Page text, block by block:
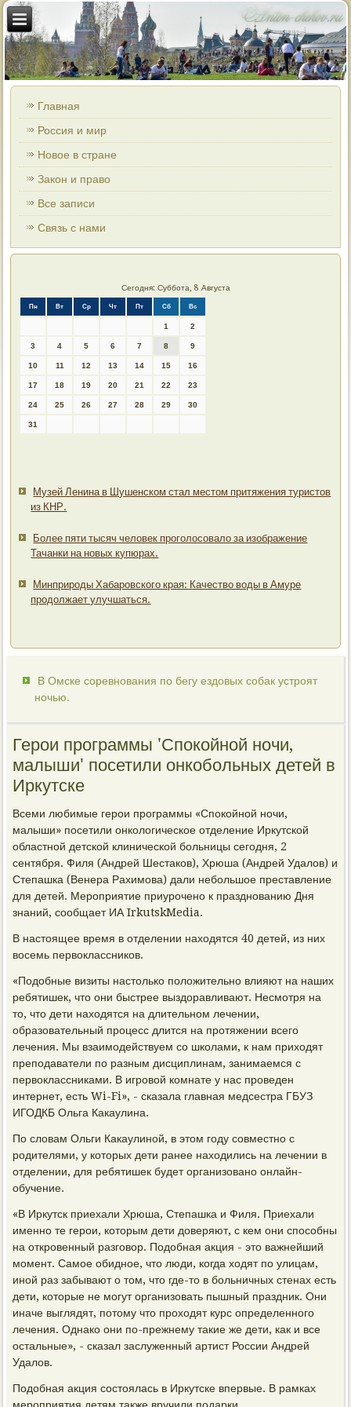
Главная
Россия и мир
Новое в стране
Закон и право
Все записи
Связь с нами
Сегодня: Суббота, 8 Августа
Пн Вт Ср Чт Пт Сб Вс
1 2
3 4 5 6 7 8 9
10 11 12 13 14 15 16
17 18 19 20 21 22 23
24 25 26 27 28 29 30
31
Музей Ленина в Шушенском стал местом притяжения туристов
из КНР.
Более пяти тысяч человек проголосовало за изображение
Тачанки на новых купюрах.
Минприроды Хабаровского края: Качество воды в Амуре
продолжает улучшаться.
В Омске соревнования по бегу ездовых собак устроят
ночью.
Герои программы 'Спокойной ночи,
малыши' посетили онкобольных детей в
Иркутске
Всеми любимые герои программы «Спокойной ночи,
малыши» посетили онкологическое отделение Иркутской
областной детской клинической больницы сегодня, 2
сентября. Филя (Андрей Шестаков), Хрюша (Андрей Удалов) и
Степашка (Венера Рахимова) дали небольшое преставление
для детей. Мероприятие приурочено к празднованию Дня
знаний, сообщает ИА IrkutskMedia.
В настоящее время в отделении находятся 40 детей, из них
восемь первоклассников.
«Подобные визиты настолько положительно влияют на наших
ребятишек, что они быстрее выздоравливают. Несмотря на
то, что дети находятся на длительном лечении,
образовательный процесс длится на протяжении всего
лечения. Мы взаимодействуем со школами, к нам приходят
преподаватели по разным дисциплинам, занимаемся с
первоклассниками. В игровой комнате у нас проведен
интернет, есть Wi-Fi», - сказала главная медсестра ГБУЗ
ИГОДКБ Ольга Какаулина.
По словам Ольги Какаулиной, в этом году совместно с
родителями, у которых дети ранее находились на лечении в
отделении, для ребятишек будет организовано онлайн-
обучение.
«В Иркутск приехали Хрюша, Степашка и Филя. Приехали
именно те герои, которым дети доверяют, с кем они способны
на откровенный разговор. Подобная акция - это важнейший
момент. Самое обидное, что люди, когда ходят по улицам,
иной раз забывают о том, что где-то в больничных стенах есть
дети, которые не могут организовать пышный праздник. Они
иначе выглядят, потому что проходят курс определенного
лечения. Однако они по-прежнему такие же дети, как и все
остальные», - сказал заслуженный артист России Андрей
Удалов.
Подобная акция состоялась в Иркутске впервые. В рамках